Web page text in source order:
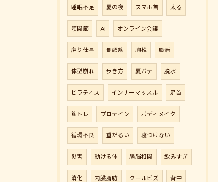
睡眠不足 夏の夜 スマホ首 太る
顎関節 AI オンライン会議
座り仕事 側頭筋 胸椎 腸活
体型崩れ 歩き方 夏バテ 脱水
ピラティス インナーマッスル 足首
筋トレ プロテイン ボディメイク
循環不良 重だるい 寝つけない
災害 動ける体 腸脳相関 飲みすぎ
消化 内臓脂肪 クールビズ 背中